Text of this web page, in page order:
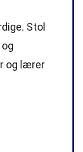
Stol
og lærer